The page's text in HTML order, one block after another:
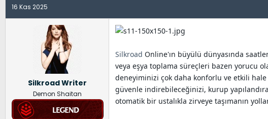
B
a
ı
h
i
e
r
16 Kas 2025
Silkroad Writer
Demon Shaitan
Silkroad Online'ın büyülü dünyasında
veya eşya toplama süreçleri bazen yorucu
deneyiminizi çok daha konforlu ve etkili
güvenle indirebileceğinizi, kurup
otomatik bir ustalıkla zirveye taşımanın